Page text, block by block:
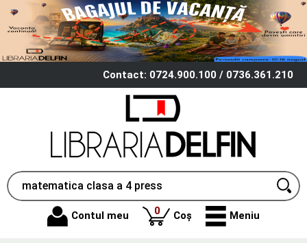
Contact: 0724.900.100 / 0736.361.210
Contul meu 0produse
Coș Meniu